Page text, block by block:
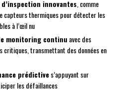
innovantes , comme
capteurs thermiques pour détecter les
à l’œil nu
monitoring continu avec des
critiques, transmettant des données en
prédictives’appuyant sur
les défaillances